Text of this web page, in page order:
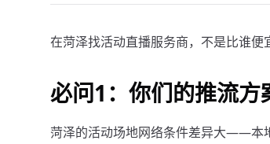
在菏泽找活动直播服务商，不是比谁便
必问1：你们的推流方
菏泽的活动场地网络条件差异大——本